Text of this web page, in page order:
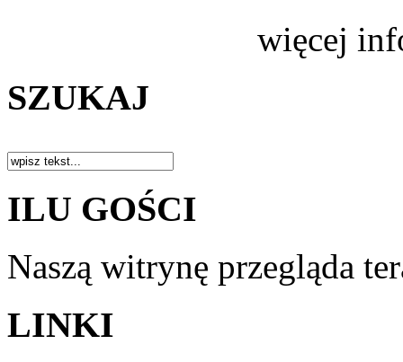
więcej
SZUKAJ
ILU GOŚCI
Naszą witrynę przegląda
LINKI